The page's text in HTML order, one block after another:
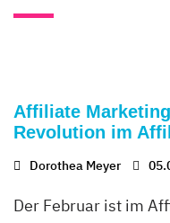
Affiliate
Revolution im
Dorothea Meyer
Der Februar ist im